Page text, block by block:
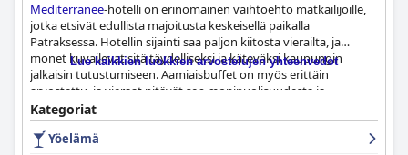
Mediterranee-hotelli on erinomainen vaihtoehto matkailijoille,
jotka etsivät edullista majoitusta keskeisellä paikalla
Patraksessa. Hotellin sijainti saa paljon kiitosta vierailta, ja
monet kuvailevat sitä täydelliseksi ja käteväksi kaupungin
jalkaisin tutustumiseen. Aamiaisbuffet on myös erittäin
arvostettu, ja vieraat pitävät sen monipuolisuudesta ja
runsaudesta. Vaikka huoneiden arvostelut ovat vaihtelevia,
useimmat vieraat pitävät niitä siisteinä ja mukavina, ja niistä on
upeat näkymät. Henkilökuntaa kuvaillaan ystävälliseksi,
Lue kaikkien luokkien arvostelujen yhteenvedot
Kategoriat
Yöelämä